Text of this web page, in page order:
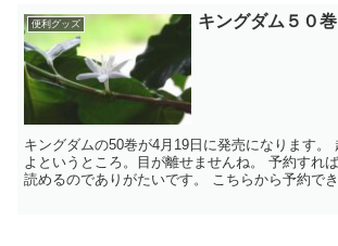
便利グッズ キングダム５０巻
キングダムの50巻が4月19日に発売になります。 趙への攻撃もいよい
よというところ。目が離せませんね。 予約すれば、確実に発売日に
読めるのでありがたいです。 こちらから予約できます。アマゾンで